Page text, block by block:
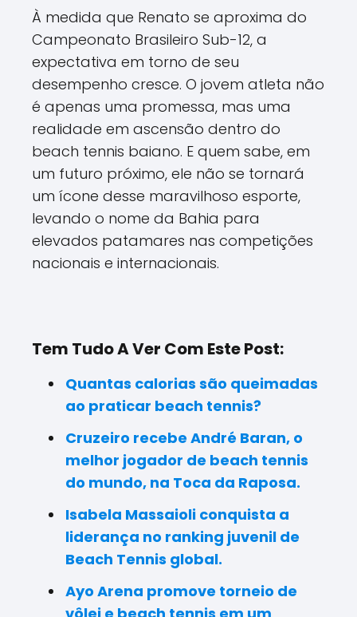
À medida que Renato se aproxima do
Campeonato Brasileiro Sub-12, a
expectativa em torno de seu
desempenho cresce. O jovem atleta não
é apenas uma promessa, mas uma
realidade em ascensão dentro do
beach tennis baiano. E quem sabe, em
um futuro próximo, ele não se tornará
um ícone desse maravilhoso esporte,
levando o nome da Bahia para
elevados patamares nas competições
nacionais e internacionais.
Tem Tudo A Ver Com Este Post:
Quantas calorias são queimadas
ao praticar beach tennis?
Cruzeiro recebe André Baran, o
melhor jogador de beach tennis
do mundo, na Toca da Raposa.
Isabela Massaioli conquista a
liderança no ranking juvenil de
Beach Tennis global.
Ayo Arena promove torneio de